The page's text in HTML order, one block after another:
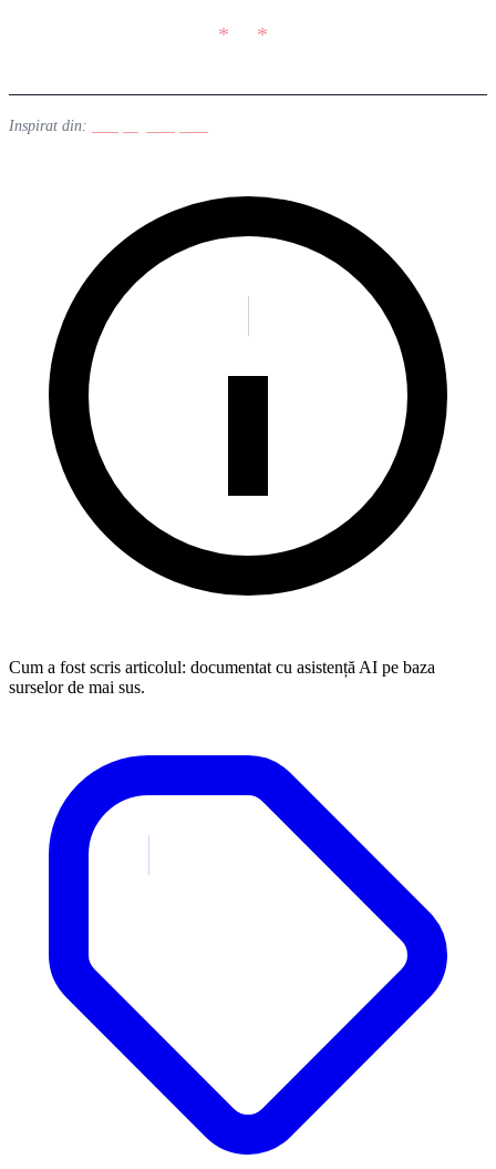
Inspirat din:
Cum a fost scris articolul: documentat cu asistență AI pe baza
surselor de mai sus.